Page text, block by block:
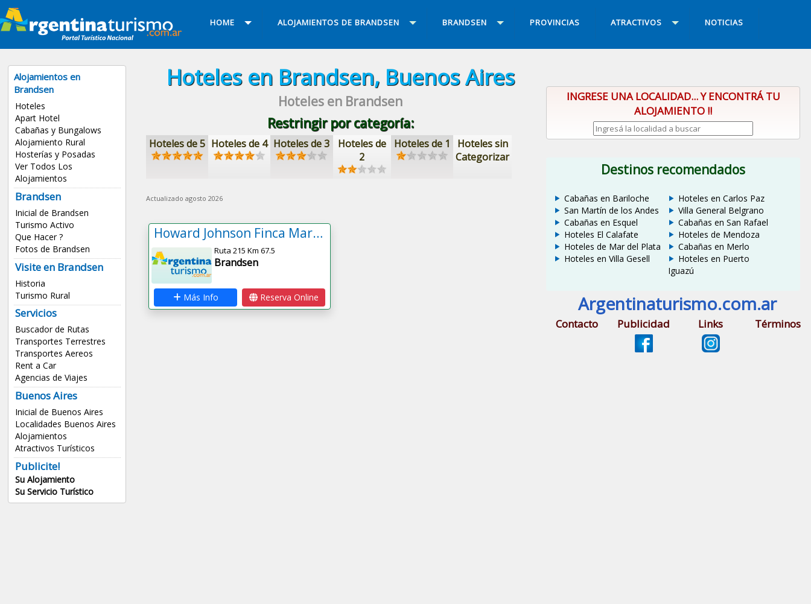
HOME ALOJAMIENTOS DE BRANDSEN BRANDSEN PROVINCIAS ATRACTIVOS NOTICIAS
Alojamientos en
Brandsen
Hoteles
Apart Hotel
Cabañas y Bungalows
Alojamiento Rural
Hosterías y Posadas
Ver Todos Los
Alojamientos
Brandsen
Inicial de Brandsen
Turismo Activo
Que Hacer ?
Fotos de Brandsen
Visite en Brandsen
Historia
Turismo Rural
Servicios
Buscador de Rutas
Transportes Terrestres
Transportes Aereos
Rent a Car
Agencias de Viajes
Buenos Aires
Inicial de Buenos Aires
Localidades Buenos Aires
Alojamientos
Atractivos Turísticos
Publicite!
Su Alojamiento
Su Servicio Turístico
Hoteles en Brandsen, Buenos Aires
Hoteles en Brandsen
Restringir por categoría:
Hoteles de 5 Hoteles de 4 Hoteles de 3
Hoteles de
2
Hoteles de 1
Hoteles sin
Categorizar
Actualizado agosto 2026
Howard Johnson Finca Maria Cristina Hotel Boutique de Campo
Ruta 215 Km 67.5
Brandsen
Más Info Reserva Online
INGRESE UNA LOCALIDAD... Y ENCONTRÁ TU
ALOJAMIENTO !!
Destinos recomendados
Cabañas en Bariloche
San Martín de los Andes
Cabañas en Esquel
Hoteles El Calafate
Hoteles de Mar del Plata
Hoteles en Villa Gesell
Hoteles en Carlos Paz
Villa General Belgrano
Cabañas en San Rafael
Hoteles de Mendoza
Cabañas en Merlo
Hoteles en Puerto
Iguazú
Argentinaturismo.com.ar
Contacto Publicidad Links Términos